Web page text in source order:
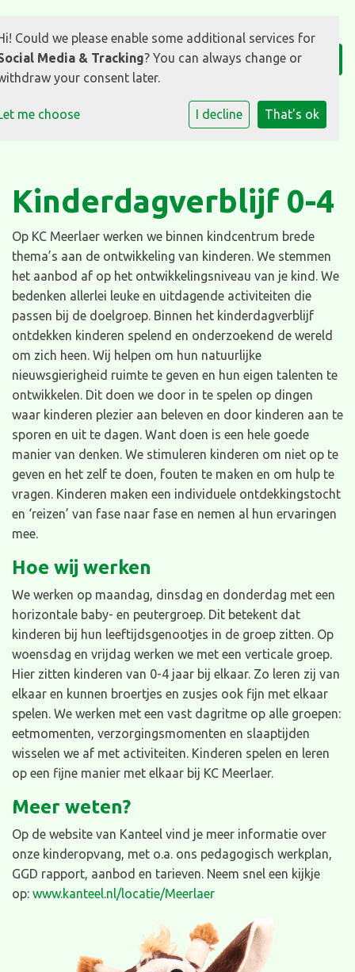
Kinderdagverblijf 0-4
Op KC Meerlaer werken we binnen kindcentrum brede
thema’s aan de ontwikkeling van kinderen. We stemmen
het aanbod af op het ontwikkelingsniveau van je kind. We
bedenken allerlei leuke en uitdagende activiteiten die
passen bij de doelgroep. Binnen het kinderdagverblijf
ontdekken kinderen spelend en onderzoekend de wereld
om zich heen. Wij helpen om hun natuurlijke
nieuwsgierigheid ruimte te geven en hun eigen talenten te
ontwikkelen. Dit doen we door in te spelen op dingen
waar kinderen plezier aan beleven en door kinderen aan te
sporen en uit te dagen. Want doen is een hele goede
manier van denken. We stimuleren kinderen om niet op te
geven en het zelf te doen, fouten te maken en om hulp te
vragen. Kinderen maken een individuele ontdekkingstocht
en ‘reizen’ van fase naar fase en nemen al hun ervaringen
mee.
Hoe wij werken
We werken op maandag, dinsdag en donderdag met een
horizontale baby- en peutergroep. Dit betekent dat
kinderen bij hun leeftijdsgenootjes in de groep zitten. Op
woensdag en vrijdag werken we met een verticale groep.
Hier zitten kinderen van 0-4 jaar bij elkaar. Zo leren zij van
elkaar en kunnen broertjes en zusjes ook fijn met elkaar
spelen. We werken met een vast dagritme op alle groepen:
eetmomenten, verzorgingsmomenten en slaaptijden
wisselen we af met activiteiten. Kinderen spelen en leren
op een fijne manier met elkaar bij KC Meerlaer.
Meer weten?
Op de website van Kanteel vind je meer informatie over
onze kinderopvang, met o.a. ons pedagogisch werkplan,
GGD rapport, aanbod en tarieven. Neem snel een kijkje
op: www.kanteel.nl/locatie/Meerlaer
Could we please enable some additional services for
Media & Tracking? You can always change or
your consent later.
me choose I decline That's ok